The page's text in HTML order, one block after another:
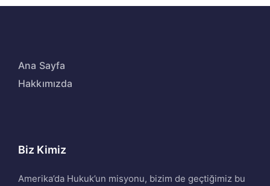
Ana Sayfa
Hakkımızda
Biz Kimiz
Amerika’da Hukuk’un misyonu, bizim de geçtiğimiz bu